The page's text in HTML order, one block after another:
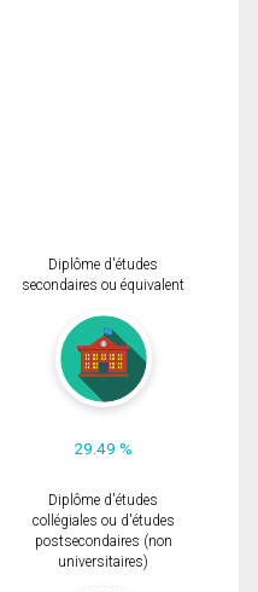
Diplôme d'études
secondaires ou équivalent
29.49 %
Diplôme d'études
collégiales ou d'études
postsecondaires (non
universitaires)